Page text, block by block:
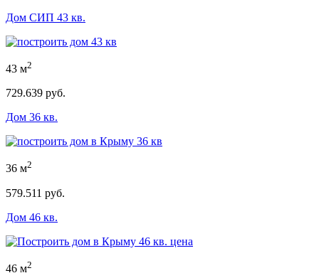
Дом СИП 43 кв.
43 м2
729.639 руб.
Дом 36 кв.
36 м2
579.511 руб.
Дом 46 кв.
46 м2